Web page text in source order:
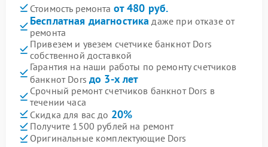
Стоимость ремонта от 480 руб.
Бесплатная диагностика даже при отказе от
ремонта
Привезем и увезем счетчике банкнот Dors
собственной доставкой
Гарантия на наши работы по ремонту счетчиков
банкнот Dors до 3-х лет
Срочный ремонт счетчиков банкнот Dors в
течении часа
Скидка для вас до 20%
Получите 1500 рублей на ремонт
Оригинальные комплектующие Dors